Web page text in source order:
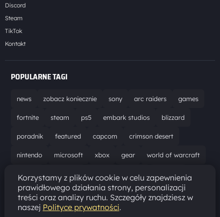
Discord
Steam
TikTok
Kontakt
POPULARNE TAGI
news zobacz koniecznie sony arc raiders games
fortnite steam ps5 embark studios blizzard
poradnik featured capcom crimson desert
nintendo microsoft xbox gear world of warcraft
solucja marathon ubisoft bungie recenzja
resident evil requiem gaming aktualizacja pc
epic games hytale
Korzystamy z plików cookie w celu zapewnienia
prawidłowego działania strony, personalizacji
treści oraz analizy ruchu. Szczegóły znajdziesz w
naszej Polityce prywatności.